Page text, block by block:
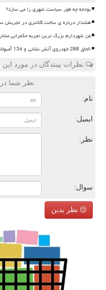
بودجه چه طور سیاست شهری را می سازد؟
هشدار درباره ی ساخت کلانتری در تجریش
من شهردارم بزرگ ترین تجربه حکمرانی
الحاق 288 خودروی آتش نشانی و 134 آمبولانس به ناوگان امدادی کشور
نظرات بینندگان در مورد
نظر شما
نام:
ایمیل:
نظر:
سوال:
نظر بدین